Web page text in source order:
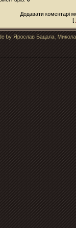
Додавати коментарі
[
by Ярослав Бацала,